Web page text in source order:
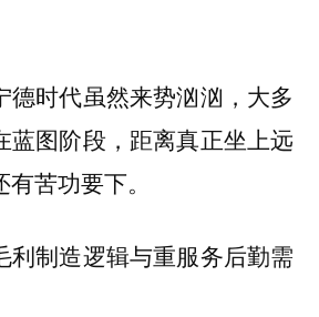
德时代虽然来势汹汹，大多
蓝图阶段，距离真正坐上远
苦功要下。
利制造逻辑与重服务后勤需